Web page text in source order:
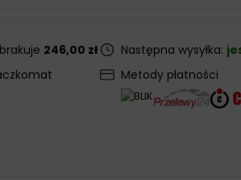
246,00 zł
Następna wysyłka:
Metody płatności